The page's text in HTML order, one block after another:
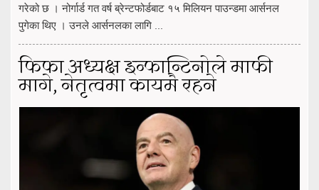
गरेको छ । नोर्गार्ड गत वर्ष ब्रेन्टफोर्डबाट १५ मिलियन पाउन्डमा आर्सनल
पुगेका थिए । उनले आर्सनलका लागि ...
फिफा अध्यक्ष इन्फान्टिनोले माफी
मागे, नेतृत्वमा कायमै रहने